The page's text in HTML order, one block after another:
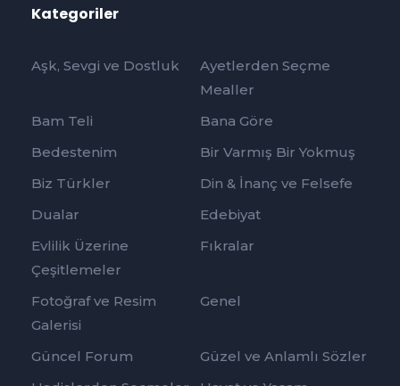
Kategoriler
Aşk, Sevgi ve Dostluk
Ayetlerden Seçme
Mealler
Bam Teli
Bana Göre
Bedestenim
Bir Varmış Bir Yokmuş
Biz Türkler
Din & İnanç ve Felsefe
Dualar
Edebiyat
Evlilik Üzerine
Çeşitlemeler
Fıkralar
Fotoğraf ve Resim
Galerisi
Genel
Güncel Forum
Güzel ve Anlamlı Sözler